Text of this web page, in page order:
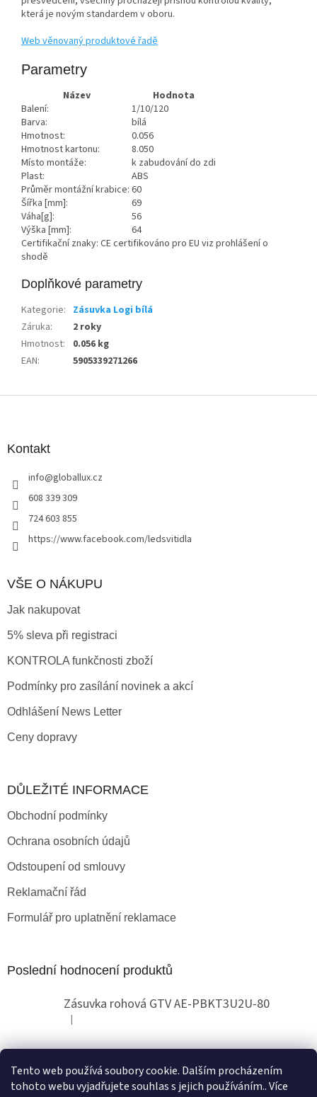
Tento web používá soubory cookie. Dalším procházením
tohoto webu vyjadřujete souhlas s jejich používáním.. Více
která je novým standardem v oboru.
Web věnovaný produktové řadě
Parametry
Název
Hodnota
Balení:
1/10/120
Barva:
bílá
Hmotnost:
0.056
Hmotnost kartonu:
8.050
Místo montáže:
k zabudování do zdi
Plast:
ABS
Průměr montážní krabice: 60
Šířka [mm]:
69
Váha[g]:
56
Výška [mm]:
64
Certifikační znaky: CE certifikováno pro EU viz prohlášení o
shodě
Doplňkové parametry
Kategorie: Zásuvka Logi bílá
Záruka:
2 roky
Hmotnost:
0.056 kg
EAN: 5905339271266
Kontakt
info@globallux.cz
608 339 309
724 603 855
https://www.facebook.com/ledsvitidla
VŠE O NÁKUPU
Jak nakupovat
5% sleva při registraci
KONTROLA funkčnosti zboží
Podmínky pro zasílání novinek a akcí
Odhlášení News Letter
Ceny dopravy
DŮLEŽITÉ INFORMACE
Obchodní podmínky
Ochrana osobních údajů
Odstoupení od smlouvy
Reklamační řád
Formulář pro uplatnění reklamace
Poslední hodnocení produktů
Zásuvka rohová GTV AE-PBKT3U2U-80
Hodnocení produktu je 2 z 5 hvězdiček.
|
Obchodní pokyny